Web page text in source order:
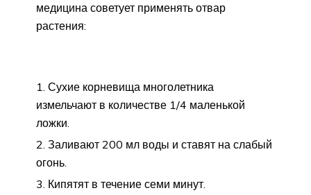
медицина советует применять отвар
растения:
Сухие корневища многолетника
измельчают в количестве 1/4 маленькой
ложки.
Заливают 200 мл воды и ставят на слабый
огонь.
Кипятят в течение семи минут.